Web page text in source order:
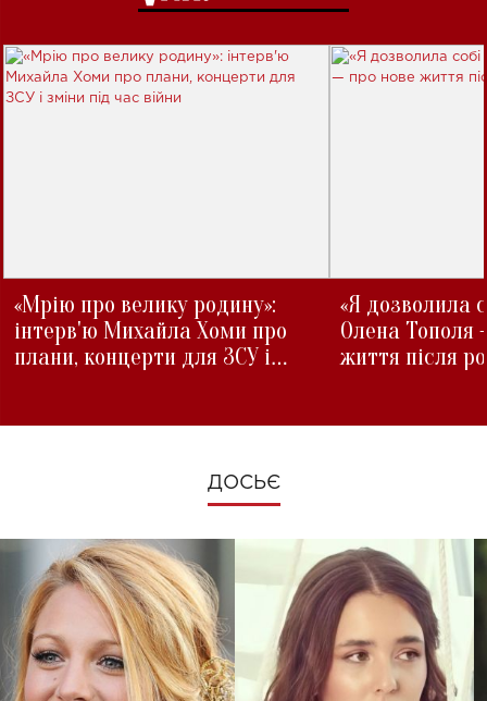
«Мрію про велику родину»:
інтерв'ю Михайла Хоми про
плани, концерти для ЗСУ і
«Я дозволила
Олена Тополя
життя після
ДОСЬЄ